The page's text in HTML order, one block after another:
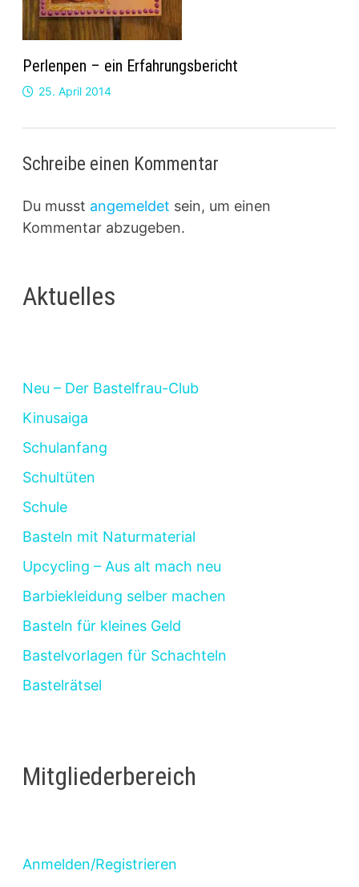
Perlenpen – ein Erfahrungsbericht
25. April 2014
Schreibe einen Kommentar
Du musst angemeldet sein, um einen
Kommentar abzugeben.
Aktuelles
Neu – Der Bastelfrau-Club
Kinusaiga
Schulanfang
Schultüten
Schule
Basteln mit Naturmaterial
Upcycling – Aus alt mach neu
Barbiekleidung selber machen
Basteln für kleines Geld
Bastelvorlagen für Schachteln
Bastelrätsel
Mitgliederbereich
Anmelden/Registrieren